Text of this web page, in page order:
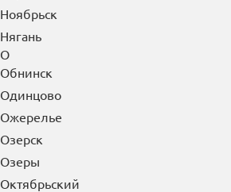
Ноябрьск
Нягань
О
Обнинск
Одинцово
Ожерелье
Озерск
Озеры
Октябрьский